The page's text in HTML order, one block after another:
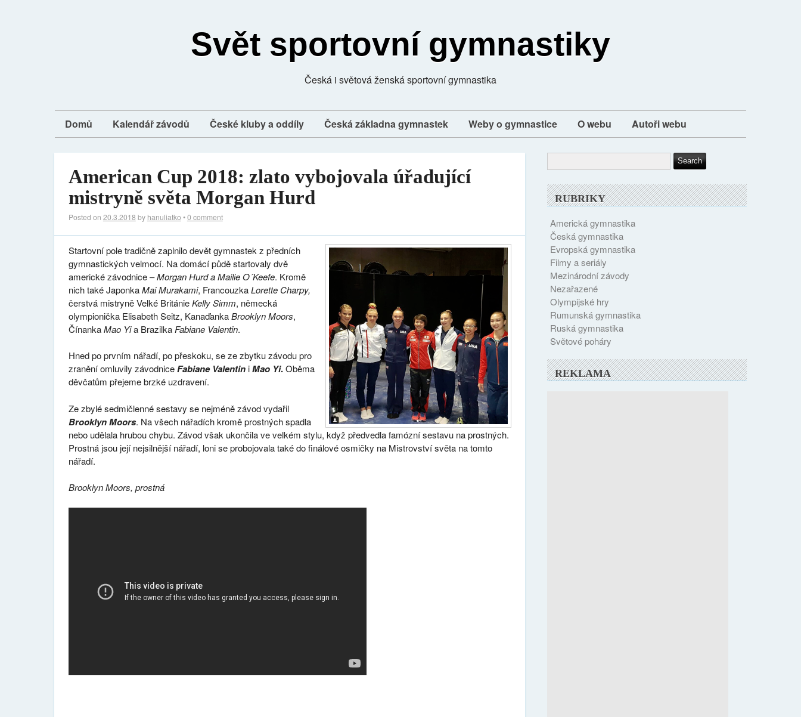
Svět sportovní gymnastiky
Česká i světová ženská sportovní gymnastika
Domů Kalendář závodů České kluby a oddíly Česká základna gymnastek Weby o gymnastice O webu Autoři webu
American Cup 2018: zlato vybojovala úřadující
mistryně světa Morgan Hurd
Posted on 20.3.2018 by hanuliatko •0 comment
Startovní pole tradičně zaplnilo devět gymnastek z předních
gymnastických velmocí. Na domácí půdě startovaly dvě
americké závodnice –Morgan Hurd a Mailie O´Keefe. Kromě
nich také JaponkaMai Murakami, FrancouzkaLorette Charpy,
čerstvá mistryně Velké BritánieKelly Simm, německá
olympionička Elisabeth Seitz, KanaďankaBrooklyn Moors,
ČínankaMao Yia Brazilka Fabiane Valentin.
Hned po prvním nářadí, po přeskoku, se ze zbytku závodu pro
zranění omluvily závodniceFabiane ValentiniMao Yi.Oběma
děvčatům přejeme brzké uzdravení.
Ze zbylé sedmičlenné sestavy se nejméně závod vydařil
Brooklyn Moors. Na všech nářadích kromě prostných spadla
nebo udělala hrubou chybu. Závod však ukončila ve velkém stylu, když předvedla famózní sestavu na prostných.
Prostná jsou její nejsilnější nářadí, loni se probojovala také do finálové osmičky na Mistrovství světa na tomto
nářadí.
Brooklyn Moors, prostná
RUBRIKY
Americká gymnastika
Česká gymnastika
Evropská gymnastika
Filmy a seriály
Mezinárodní závody
Nezařazené
Olympijské hry
Rumunská gymnastika
Ruská gymnastika
Světové poháry
REKLAMA